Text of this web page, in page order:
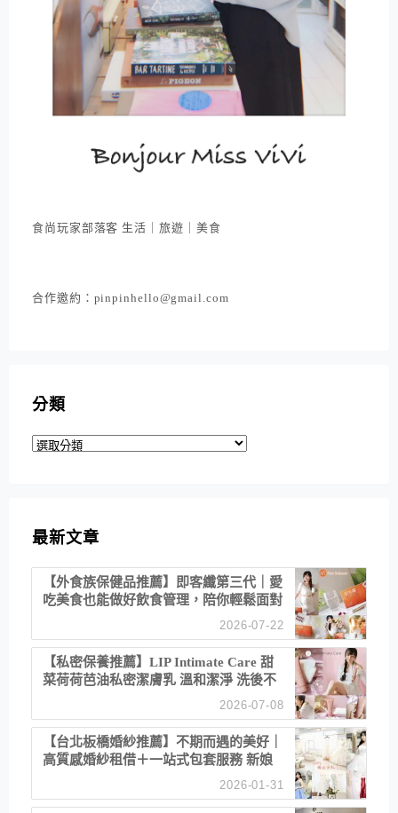
食尚玩家部落客 生活｜旅遊｜美食
合作邀約：pinpinhello@gmail.com
分類
分
最新文章
【外食族保健品推薦】即客纖第三代｜愛
吃美食也能做好飲食管理，陪你輕鬆面對
2026-07-22
【私密保養推薦】LIP Intimate Care 甜
菜荷荷芭油私密潔膚乳 溫和潔淨 洗後不
2026-07-08
【台北板橋婚紗推薦】不期而遇的美好｜
高質感婚紗租借＋一站式包套服務 新娘
2026-01-31